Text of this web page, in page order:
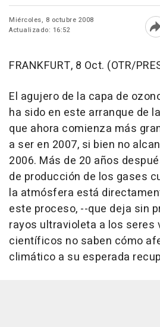
Miércoles, 8 octubre 2008
Actualizado: 16:52
FRANKFURT, 8 Oct. (OTR/
El agujero de la capa de
ha sido en este arranque de
que ahora comienza más
a ser en 2007, si bien no
2006. Más de 20 años
de producción de los gases
la atmósfera está
este proceso, --que deja sin
rayos ultravioleta a los seres
científicos no saben cómo
climático a su esperada